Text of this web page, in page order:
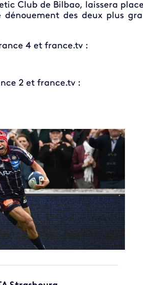
Club de Bilbao, laissera
des deux plus
4 et france.tv :
2 et france.tv :